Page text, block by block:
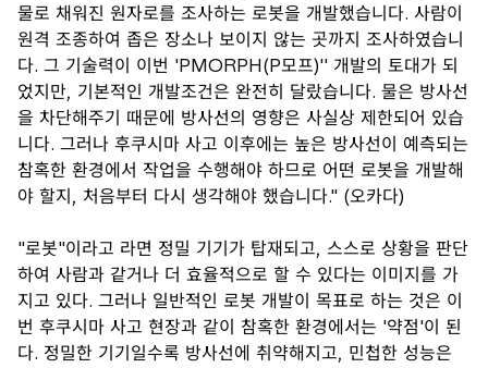
물로 채워진 원자로를 조사하는 로봇을 개발했습니다. 사람이
원격 조종하여 좁은 장소나 보이지 않는 곳까지 조사하였습니
다. 그 기술력이 이번 'PMORPH(P모프)'' 개발의 토대가 되
었지만, 기본적인 개발조건은 완전히 달랐습니다. 물은 방사선
을 차단해주기 때문에 방사선의 영향은 사실상 제한되어 있습
니다. 그러나 후쿠시마 사고 이후에는 높은 방사선이 예측되는
참혹한 환경에서 작업을 수행해야 하므로 어떤 로봇을 개발해
야 할지, 처음부터 다시 생각해야 했습니다." (오카다)
"로봇"이라고 라면 정밀 기기가 탑재되고, 스스로 상황을 판단
하여 사람과 같거나 더 효율적으로 할 수 있다는 이미지를 가
지고 있다. 그러나 일반적인 로봇 개발이 목표로 하는 것은 이
번 후쿠시마 사고 현장과 같이 참혹한 환경에서는 '약점'이 된
다. 정밀한 기기일수록 방사선에 취약해지고, 민첩한 성능은